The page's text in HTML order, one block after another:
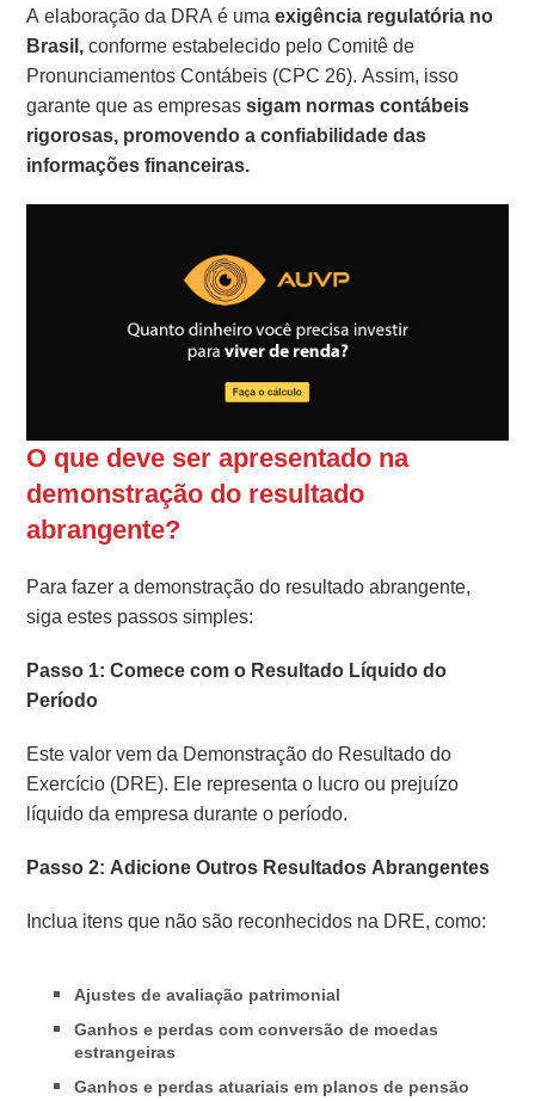
A elaboração da DRA é umaexigência regulatória no
Brasil,conforme estabelecido pelo Comitê de
Pronunciamentos Contábeis (CPC 26). Assim, isso
garante que as empresassigam normas contábeis
rigorosas, promovendo a confiabilidade das
informações financeiras.
O que deve ser apresentado na
demonstração do resultado
abrangente?
Para fazer a demonstração do resultado abrangente,
siga estes passos simples:
Passo 1: Comece com o Resultado Líquido do
Período
Este valor vem da Demonstração do Resultado do
Exercício (DRE). Ele representa o lucro ou prejuízo
líquido da empresa durante o período.
Passo 2: Adicione Outros Resultados Abrangentes
Inclua itens que não são reconhecidos na DRE, como:
Ajustes de avaliação patrimonial
Ganhos e perdas com conversão de moedas
estrangeiras
Ganhos e perdas atuariais em planos de pensão